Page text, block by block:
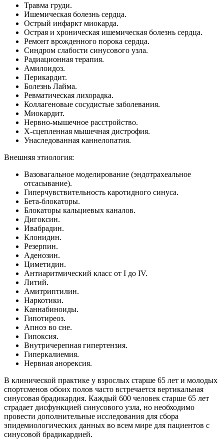
Травма груди.
Ишемическая болезнь сердца.
Острый инфаркт миокарда.
Острая и хроническая ишемическая болезнь сердца.
Ремонт врожденного порока сердца.
Синдром слабости синусового узла.
Радиационная терапия.
Амилоидоз.
Перикардит.
Болезнь Лайма.
Ревматическая лихорадка.
Коллагеновые сосудистые заболевания.
Миокардит.
Нервно-мышечное расстройство.
Х-сцепленная мышечная дистрофия.
Унаследованная каннелопатия.
Внешняя этиология:
Вазовагальное моделирование (эндотрахеальное
отсасывание).
Гиперчувствительность каротидного синуса.
Бета-блокаторы.
Блокаторы кальциевых каналов.
Дигоксин.
Ивабрадин.
Клонидин.
Резерпин.
Аденозин.
Циметидин.
Антиаритмический класс от I до IV.
Литий.
Амитриптилин.
Наркотики.
Каннабиноиды.
Гипотиреоз.
Апноэ во сне.
Гипоксия.
Внутричерепная гипертензия.
Гиперкалиемия.
Нервная анорексия.
В клинической практике у взрослых старше 65 лет и молодых
спортсменов обоих полов часто встречается вертикальная
синусовая брадикардия. Каждый 600 человек старше 65 лет
страдает дисфункцией синусового узла, но необходимо
провести дополнительные исследования для сбора
эпидемиологических данных во всем мире для пациентов с
синусовой брадикардией.